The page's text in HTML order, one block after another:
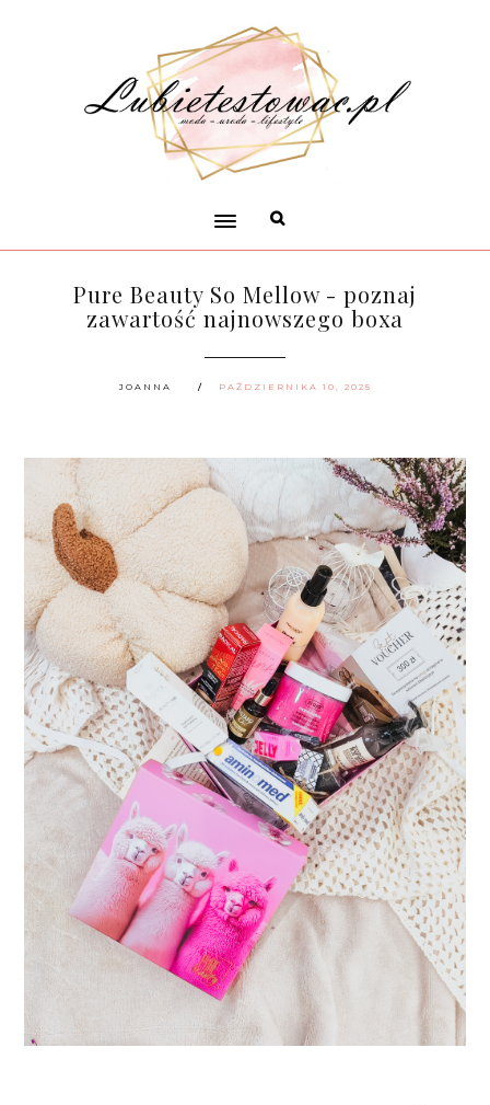
Pure Beauty So Mellow - poznaj
zawartość najnowszego boxa
JOANNA PAŹDZIERNIKA 10, 2025